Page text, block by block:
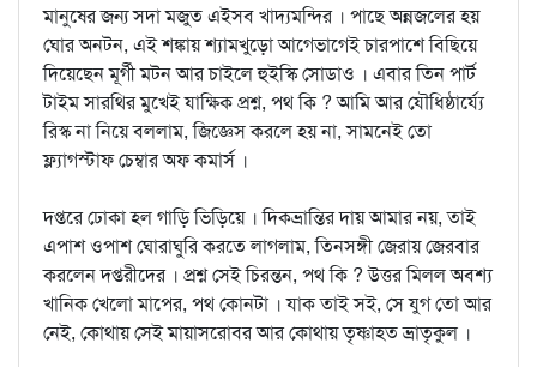
মানুষের জন্য সদা মজুত এইসব খাদ্যমন্দির । পাছে অন্নজলের হয়
ঘোর অনটন, এই শঙ্কায় শ্যামখুড়ো আগেভাগেই চারপাশে বিছিয়ে
দিয়েছেন মূর্গী মটন আর চাইলে হুইস্কি সোডাও । এবার তিন পার্ট
টাইম সারথির মুখেই যাক্ষিক প্রশ্ন, পথ কি ? আমি আর যৌধিষ্ঠার্য্যে
রিস্ক না নিয়ে বললাম, জিজ্ঞেস করলে হয় না, সামনেই তো
ফ্ল্যাগস্টাফ চেম্বার অফ কমার্স ।
দপ্তরে ঢোকা হল গাড়ি ভিড়িয়ে । দিকভ্রান্তির দায় আমার নয়, তাই
এপাশ ওপাশ ঘোরাঘুরি করতে লাগলাম, তিনসঙ্গী জেরায় জেরবার
করলেন দপ্তরীদের । প্রশ্ন সেই চিরন্তন, পথ কি ? উত্তর মিলল অবশ্য
খানিক খেলো মাপের, পথ কোনটা । যাক তাই সই, সে যুগ তো আর
নেই, কোথায় সেই মায়াসরোবর আর কোথায় তৃষ্ণাহত ভ্রাতৃকুল ।